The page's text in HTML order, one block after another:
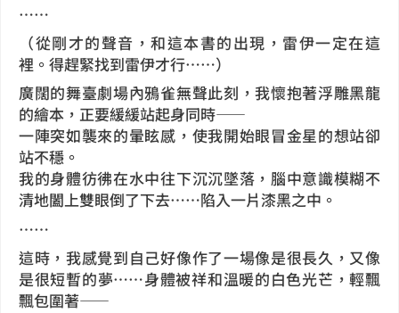
……
（從剛才的聲音，和這本書的出現，雷伊一定在這
裡。得趕緊找到雷伊才行……）
廣闊的舞臺劇場內鴉雀無聲此刻，我懷抱著浮雕黑龍
的繪本，正要緩緩站起身同時——
一陣突如襲來的暈眩感，使我開始眼冒金星的想站卻
站不穩。
我的身體彷彿在水中往下沉沉墜落，腦中意識模糊不
清地闔上雙眼倒了下去……陷入一片漆黑之中。
……
這時，我感覺到自己好像作了一場像是很長久，又像
是很短暫的夢……身體被祥和溫暖的白色光芒，輕飄
飄包圍著——